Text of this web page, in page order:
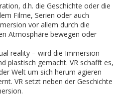
d.h. die Geschichte oder die
Filme, Serien oder auch
vor allem durch die
Atmosphäre bewegen oder
reality – wird die Immersion
plastisch gemacht. VR schafft es,
Welt um sich herum agieren
VR setzt neben der Geschichte